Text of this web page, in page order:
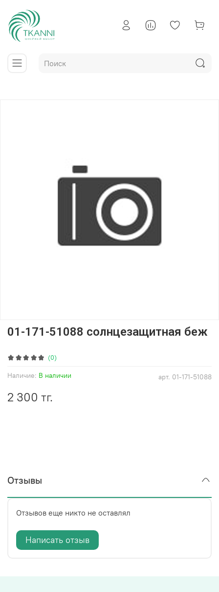
(0)
арт. 01-171-51088
Наличие: В наличии
01-171-51088 солнцезащитная беж
2 300 тг.
Отзывы
Отзывов еще никто не оставлял
Написать отзыв